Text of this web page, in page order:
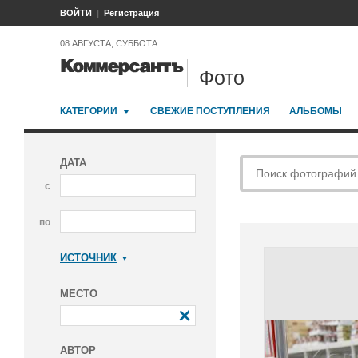
ВОЙТИ Регистрация
08 АВГУСТА, СУББОТА
Фото
КАТЕГОРИИ СВЕЖИЕ ПОСТУПЛЕНИЯ АЛЬБОМЫ
ДАТА
с
по
ИСТОЧНИК
МЕСТО
АВТОР